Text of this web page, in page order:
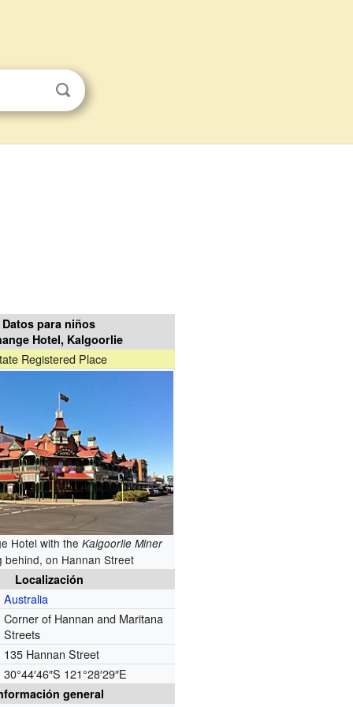
Datos para niños
Hotel, Kalgoorlie
Registered Place
Hotel with the Kalgoorlie Miner
behind, on Hannan Street
Localización
Australia
Corner of Hannan and Maritana
Streets
135 Hannan Street
30°44′46″S 121°28′29″E
general